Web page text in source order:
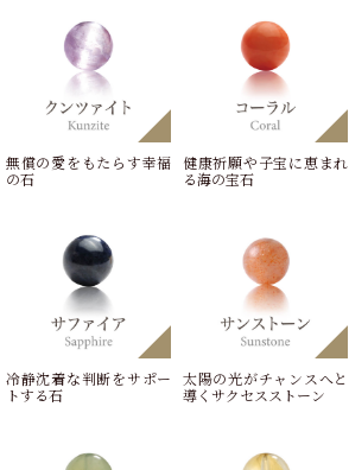
無償の愛をもたらす幸福
の石
健康祈願や子宝に恵まれ
る海の宝石
冷静沈着な判断をサポー
トする石
太陽の光がチャンスへと
導くサクセスストーン